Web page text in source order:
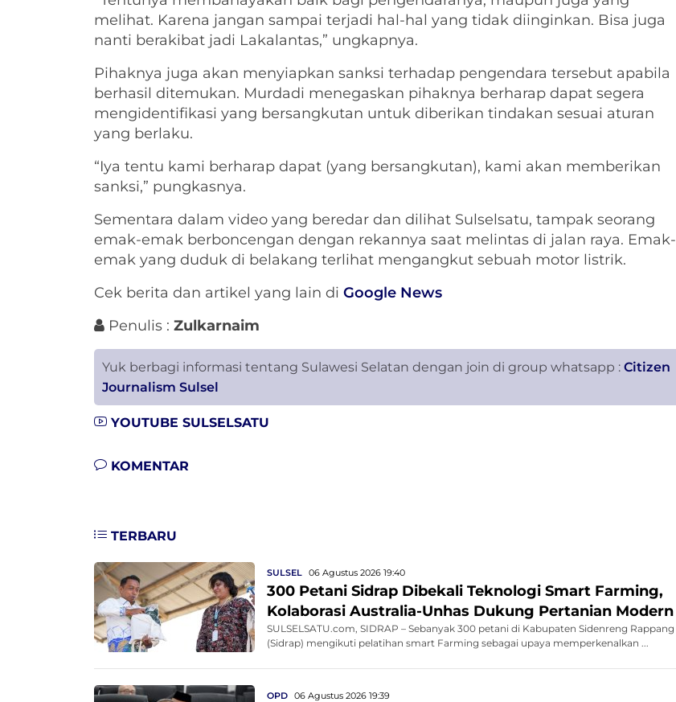
melihat. Karena jangan sampai terjadi hal-hal yang tidak diinginkan. Bisa juga
nanti berakibat jadi Lakalantas,” ungkapnya.
Pihaknya juga akan menyiapkan sanksi terhadap pengendara tersebut apabila
berhasil ditemukan. Murdadi menegaskan pihaknya berharap dapat segera
mengidentifikasi yang bersangkutan untuk diberikan tindakan sesuai aturan
yang berlaku.
“Iya tentu kami berharap dapat (yang bersangkutan), kami akan memberikan
sanksi,” pungkasnya.
Sementara dalam video yang beredar dan dilihat Sulselsatu, tampak seorang
emak-emak berboncengan dengan rekannya saat melintas di jalan raya. Emak-
emak yang duduk di belakang terlihat mengangkut sebuah motor listrik.
Cek berita dan artikel yang lain di Google News
Penulis : Zulkarnaim
Yuk berbagi informasi tentang Sulawesi Selatan dengan join di group whatsapp : Citizen
Journalism Sulsel
YOUTUBE SULSELSATU
KOMENTAR
TERBARU
SULSEL 06 Agustus 2026 19:40
300 Petani Sidrap Dibekali Teknologi Smart Farming,
Kolaborasi Australia-Unhas Dukung Pertanian Modern
SULSELSATU.com, SIDRAP – Sebanyak 300 petani di Kabupaten Sidenreng Rappang
(Sidrap) mengikuti pelatihan smart Farming sebagai upaya memperkenalkan ...
OPD 06 Agustus 2026 19:39